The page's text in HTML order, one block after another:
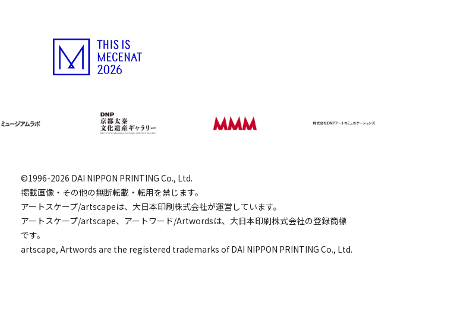
©1996-2026 DAI NIPPON PRINTING Co., Ltd.
掲載画像・その他の無断転載・転用を禁じます。
アートスケープ/artscapeは、大日本印刷株式会社が運営しています。
アートスケープ/artscape、アートワード/Artwordsは、大日本印刷株式会社の登録商標
です。
artscape, Artwords are the registered trademarks of DAI NIPPON PRINTING Co., Ltd.